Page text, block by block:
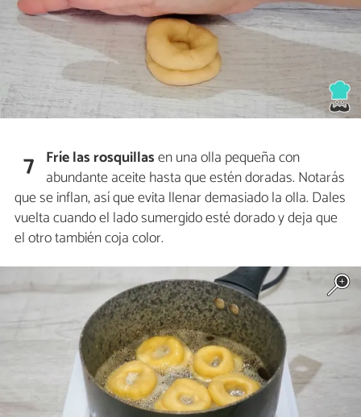
7 Fríe las rosquillasen una olla pequeña con
abundante aceite hasta que estén doradas. Notarás
que se inflan, así que evita llenar demasiado la olla. Dales
vuelta cuando el lado sumergido esté dorado y deja que
el otro también coja color.